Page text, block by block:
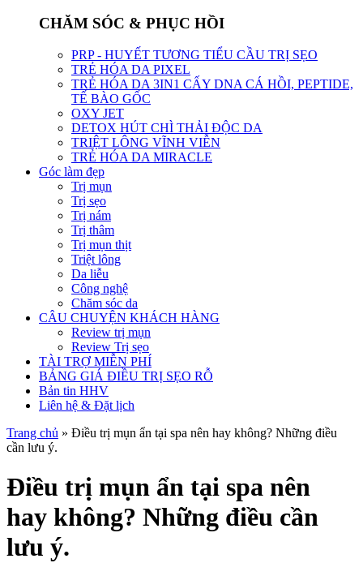
CHĂM SÓC & PHỤC HỒI
PRP - HUYẾT TƯƠNG TIỂU CẦU TRỊ SẸO
TRẺ HÓA DA PIXEL
TRẺ HÓA DA 3IN1 CẤY DNA CÁ HỒI, PEPTIDE,
TẾ BÀO GỐC
OXY JET
DETOX HÚT CHÌ THẢI ĐỘC DA
TRIỆT LÔNG VĨNH VIỄN
TRẺ HÓA DA MIRACLE
Góc làm đẹp
Trị mụn
Trị sẹo
Trị nám
Trị thâm
Trị mụn thịt
Triệt lông
Da liễu
Công nghệ
Chăm sóc da
CÂU CHUYỆN KHÁCH HÀNG
Review trị mụn
Review Trị sẹo
TÀI TRỢ MIỄN PHÍ
BẢNG GIÁ ĐIỀU TRỊ SẸO RỖ
Bản tin HHV
Liên hệ & Đặt lịch
Trang chủ » Điều trị mụn ẩn tại spa nên hay không? Những điều
cần lưu ý.
Điều trị mụn ẩn tại spa nên
hay không? Những điều cần
lưu ý.